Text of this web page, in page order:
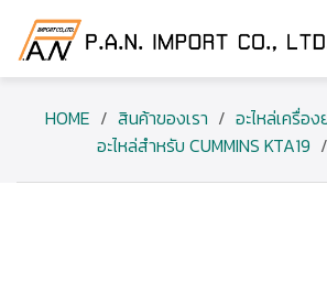
HOME / สินค้าของเรา / อะไหล่เครื่อ
อะไหล่สำหรับ CUMMINS KTA19 /